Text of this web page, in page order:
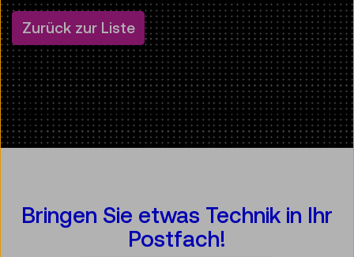
Zurück zur Liste
Bringen Sie etwas Technik in Ihr
Postfach!